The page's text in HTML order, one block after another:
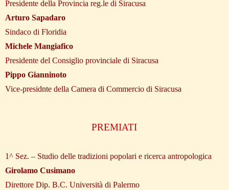
Presidente della Provincia reg.le di Siracusa
Arturo Sapadaro
Sindaco di Floridia
Michele Mangiafico
Presidente del Consiglio provinciale di Siracusa
Pippo Gianninoto
Vice-presidnte della Camera di Commercio di Siracusa
PREMIATI
1^ Sez. – Studio delle tradizioni popolari e ricerca antropologica
Girolamo Cusimano
Direttore Dip. B.C. Università di Palermo